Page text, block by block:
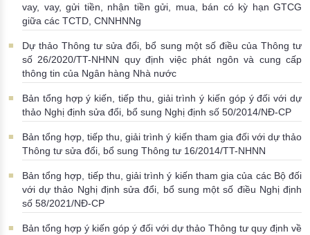
vay, vay, gửi tiền, nhận tiền gửi, mua, bán có kỳ hạn GTCG
giữa các TCTD, CNNHNNg
Dự thảo Thông tư sửa đổi, bổ sung một số điều của Thông tư
số 26/2020/TT-NHNN quy định việc phát ngôn và cung cấp
thông tin của Ngân hàng Nhà nước
Bản tổng hợp ý kiến, tiếp thu, giải trình ý kiến góp ý đối với dự
thảo Nghị định sửa đổi, bổ sung Nghị định số 50/2014/NĐ-CP
Bản tổng hợp, tiếp thu, giải trình ý kiến tham gia đối với dự thảo
Thông tư sửa đổi, bổ sung Thông tư 16/2014/TT-NHNN
Bản tổng hợp, tiếp thu, giải trình ý kiến tham gia của các Bộ đối
với dự thảo Nghị định sửa đổi, bổ sung một số điều Nghị định
số 58/2021/NĐ-CP
Bản tổng hợp ý kiến góp ý đối với dự thảo Thông tư quy định về